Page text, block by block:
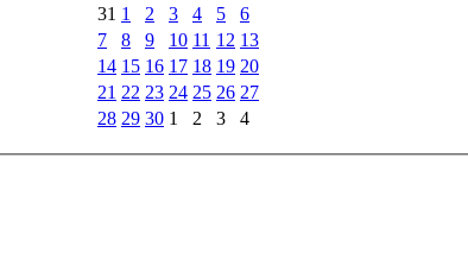
31 1 2 3 4 5
6
7
8 9 10 11 12 13
14 15 16 17 18 19 20
21 22 23 24 25 26 27
28 29 30 1 2 3
4